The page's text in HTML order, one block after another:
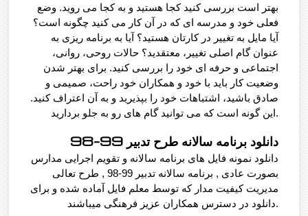
بهتر است بررسی کنید کجا هستید و به کجا می روید. وضع
فعلی خود و مدرسه ای که در آن کار می کنید چگونه است؟
آیا مایل به تغییر در کارتان هستید؟ آیا به برنامه ریزی به
عنوان گام اصلی تغییر، معتقدید؟ حالات روحی، روانی،
اجتماعی و حرفه ای خود را بررسی کنید. برای بهتر شدن
وضعیت کار باید با خود و همکاران خود راحت، صمیمی و
صادق باشید، اشتباهات خود را بپذیرید و به آن اعتراف کنید.
این گونه است که می توانید گام های رو به جلو بردارید.
دانلود برنامه سالانه طرح تدبیر 99-98
دانلود نمونه فایل های برنامه سالانه و تقویم اجرایی مدارس
بصورت عادی , برنامه سالانه تدبیر 99-98 , طرح تعالی
مدیریت کیفیت مدار که توسط معلم فایل آماده شده و برای
دانلود در دسترس همکاران عزیز فرهنگی میباشند.